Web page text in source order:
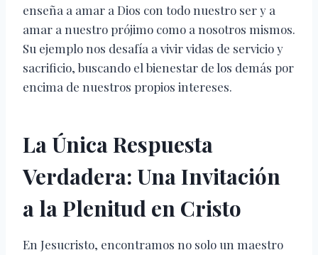
enseña a amar a Dios con todo nuestro ser y a
amar a nuestro prójimo como a nosotros mismos.
Su ejemplo nos desafía a vivir vidas de servicio y
sacrificio, buscando el bienestar de los demás por
encima de nuestros propios intereses.
La Única Respuesta
Verdadera: Una Invitación
a la Plenitud en Cristo
En Jesucristo, encontramos no solo un maestro